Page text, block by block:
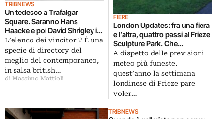
TRIBNEWS
Un tedesco a Trafalgar
Square. Saranno Hans
Haacke e poi David Shrigley i
prossimi protagonisti della
commissione per il Fourth
Plinth: ecco i progetti
L’elenco dei vincitori? È una
specie di directory del
meglio del contemporaneo,
in salsa british…
di Massimo Mattioli
FIERE
London Updates: fra una fiera
e l’altra, quattro passi al Frieze
Sculpture Park. Che
quest’anno sceglie anche a
Frieze Masters: ecco foto e
video…
A dispetto delle previsioni
meteo più funeste,
quest’anno la settimana
londinese di Frieze pare
voler…
TRIBNEWS